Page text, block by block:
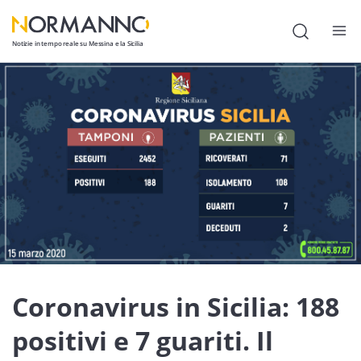
Notizie in tempo reale su Messina e la Sicilia
Attualità
Cronaca
Politica
Cultura
Lavoro
Società
Economia
Sport
Coronavirus in Sicilia: 188
positivi e 7 guariti. Il